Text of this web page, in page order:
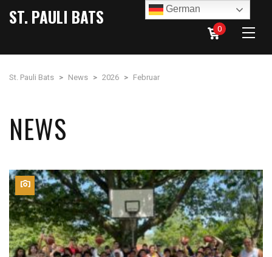
ST. PAULI BATS
0
St. Pauli Bats > News > 2026 > Februar
NEWS
German